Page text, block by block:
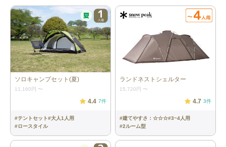
速乾性素材を採用し、濡れても快適。
川遊びや突然の雨でも安心。
■ フィット感の高い履き心地
バンジーコードシステムで簡単に調整可能。
足にしっかりフィットし、アクティブな動きにも対応。
※詳細仕様はメーカー公式に準拠しています
サイズ選びの目安
ソロキャンプセット(夏)
11,160円 〜
4.4 7件
#テントセット#大人1人用
#ロースタイル
ランドネストシェルター
15,720円 〜
4.7 3件
#建てやすさ：☆☆☆#3~4人用
#2ルーム型